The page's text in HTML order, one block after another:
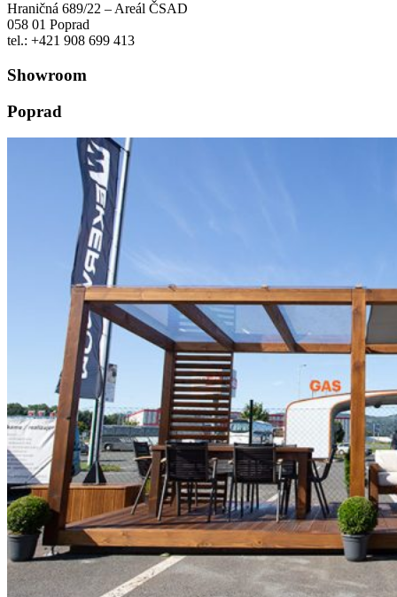
Hraničná 689/22 – Areál ČSAD
058 01 Poprad
tel.: +421 908 699 413
Showroom
Poprad